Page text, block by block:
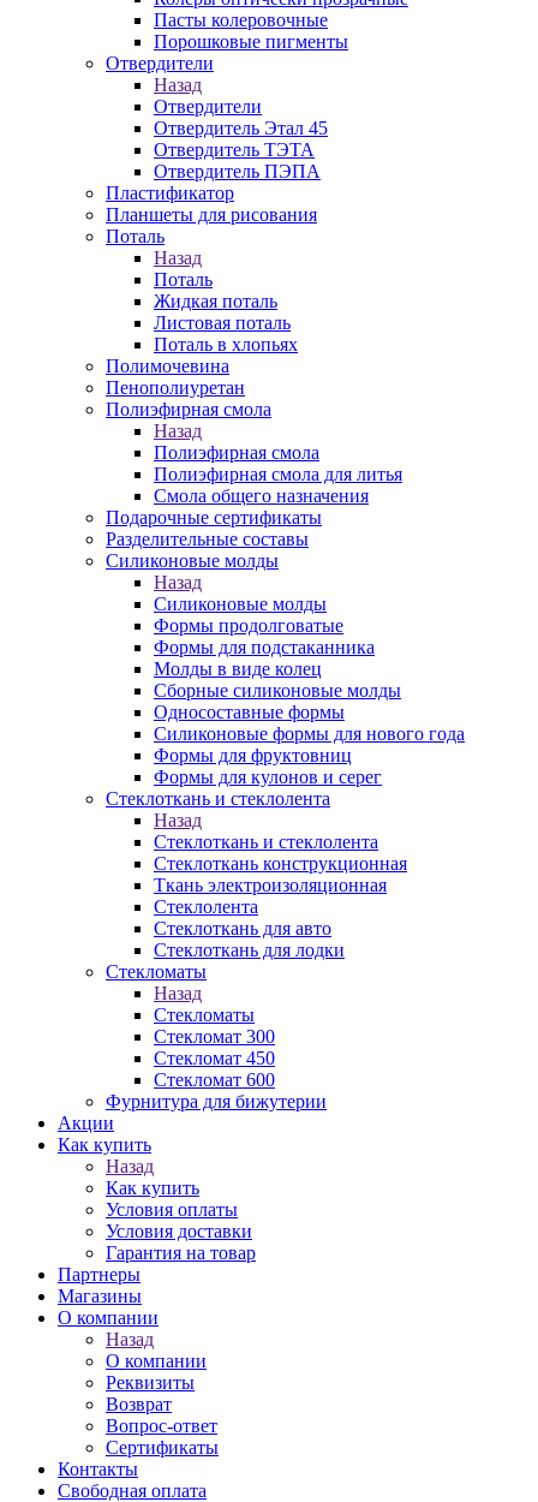
Пасты колеровочные
Порошковые пигменты
Отвердители
Назад
Отвердители
Отвердитель Этал 45
Отвердитель ТЭТА
Отвердитель ПЭПА
Пластификатор
Планшеты для рисования
Поталь
Назад
Поталь
Жидкая поталь
Листовая поталь
Поталь в хлопьях
Полимочевина
Пенополиуретан
Полиэфирная смола
Назад
Полиэфирная смола
Полиэфирная смола для литья
Смола общего назначения
Подарочные сертификаты
Разделительные составы
Силиконовые молды
Назад
Силиконовые молды
Формы продолговатые
Формы для подстаканника
Молды в виде колец
Сборные силиконовые молды
Односоставные формы
Силиконовые формы для нового года
Формы для фруктовниц
Формы для кулонов и серег
Стеклоткань и стеклолента
Назад
Стеклоткань и стеклолента
Стеклоткань конструкционная
Ткань электроизоляционная
Стеклолента
Стеклоткань для авто
Стеклоткань для лодки
Стекломаты
Назад
Стекломаты
Стекломат 300
Стекломат 450
Стекломат 600
Фурнитура для бижутерии
Акции
Как купить
Назад
Как купить
Условия оплаты
Условия доставки
Гарантия на товар
Партнеры
Магазины
О компании
Назад
О компании
Реквизиты
Возврат
Вопрос-ответ
Сертификаты
Контакты
Свободная оплата